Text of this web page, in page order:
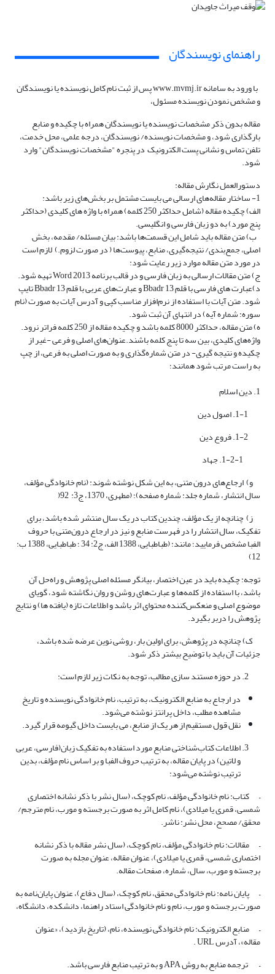
راهنمای نویسندگان
با ورود به سامانه www.mvmj.ir پس از ثبت نام کامل نویسنده یا نویسندگان
و مشخص نمودن نویسنده مسئول،
مقاله بدون ذکر مشخصات نویسنده یا نویسندگان همراه با چکیده و منابع
بارگذاری شود، و مشخصات نویسنده/ نویسندگان، درجه علمی، محل خدمت،
تلفن تماس و نشانی پست الکترونیک در پنجره "مشخصات نویسندگان" وارد
شود.
دستور‌العمل نگارش مقاله:
1- ساختار مقاله‌های ارسالی می بایست مشتمل‌ بر بخش‌های زیر باشد:
الف) چکیده مقاله (شامل حداکثر 250 کلمه) همراه با واژه های کلیدی (حداکثر
پنج مورد) به دو زبان فارسی و انگلیسی.
ب) متن مقاله باید شامل این قسمت‌ها باشد: بیان مسئله/ مقدمه، بخش
اصلی، جمع‌بندی/ نتیجه‌گیری، منابع، پیوست‌ها ( در‌ صورت لزوم.) لازم است
در مورد متن مقاله موارد زیر رعایت شود:
ج) متن مقالات ارسالی به‌ زبان فارسی و در ‌قالب برنامه Word 2013 تهیه شود.
د)عبارت‌ های فارسی با قلم Bbadr 13 و عبارت‌های عربی با قلم Bbadr 13 تایپ
شود. متن آیات با استفاده از نرم‌افزار مناسب کپی و آدرس آیات به‌ صورت (نام
سوره: شماره آیه) در انتهای آن ثبت شود.
ه) متن مقاله، حداکثر 8000 کلمه باشد و چکیده مقاله از 250 کلمه فراتر نرود.
واژه‌های کلیدی، بین سه تا پنج کلمه باشند.عنوان‌های اصلی و فرعی -غیر از
چکیده و نتیجه گیری- در متن شماره‌گذاری و به‌ صورت اصلی به فرعی، از چپ
به راست مرتب شود همانند؛
1. دین اسلام
و) ارجاع‌های درون متنی، به این ‌شکل نوشته شوند: (نام خانوادگی مؤلف،
سال انتشار، شماره جلد: شماره صفحه)؛ (مطهری، 1370، ج3: 92(
ز) چنانچه از یک مؤلف، چندین کتاب در یک سال منتشر شده باشد، برای
تفکیک، سال انتشار را در فهرست منابع و نیز در ارجاع درون‌متنی با حروف
الفبا مشخص فرمایید؛ مانند: (طباطبایی، 1388 الف، ج2: 34 ؛ طباطبایی، 1388 ب:
12)
توجه: چکیده باید در ‌عین اختصار، بیانگر مسئله اصلی پژوهش و راه‌حل آن
باشد، با استفاده از کلمه‌ها و عبارت‌های روشن و روان نگاشته شود، گویای
موضوع اصلی و منعکس‌کننده محتوای اثر باشد و اطلاعات تازه (یافته ها) و نتایج
پژوهش را در‌بر بگیرد.
ک) چنانچه در پژوهش، برای اولین بار، روشی نوین عرضه شده باشد،
جزئیات آن باید با توضیح بیشتر ذکر شود.
در‌ حوزه مستند‌ سازی مطالب، توجه به نکات زیر لازم است:
در ارجاع به منابع الکترونیک، به‌ ترتیب، نام خانوادگی نویسنده و تاریخ
مشاهده مطلب، داخل پرانتز نوشته می‌شود.
نقل ‌قول مستقیم از هر ‌یک از منابع، می بایست داخل گیومه قرار گیرد.
اطلاعات کتاب‌شناختی منابع مورد ‌استفاده به تفکیک زبان(فارسی، عربی
و لاتین) در پایان مقاله، به‌ ترتیب حروف الفبا و بر‌ اساس نام مؤلف، بدین
ترتیب نوشته می‌شود:
– کتاب: نام خانوادگی مؤلف، نام کوچک، (سال نشر با ذکر نشانه اختصاری
شمسی، قمری یا میلادی)، نام کامل اثر به‌ صورت برجسته و مورب، نام مترجم/
محقق/ مصحح، محل نشر: ناشر.
– مقالات: نام خانوادگی مؤلف، نام کوچک، (سال نشر مقاله با ذکر نشانه
اختصاری شمسی، قمری یا میلادی)، عنوان مقاله، عنوان مجله به‌ صورت
برجسته و مورب، سال، شماره، صفحات مقاله.
– پایان نامه: نام خانوادگی محقق، نام کوچک، (سال دفاع)، عنوان پایان‌نامه به‌
صورت برجسته و مورب، نام و نام خانوادگی استاد راهنما، دانشکده، دانشگاه،
– منابع الکترونیک: نام خانوادگی نویسنده، نام، (تاریخ بازدید)، «عنوان
مقاله»، آدرس URL .
– ترجمه منابع به روش APA و به ترتیب منابع فارسی باشد.